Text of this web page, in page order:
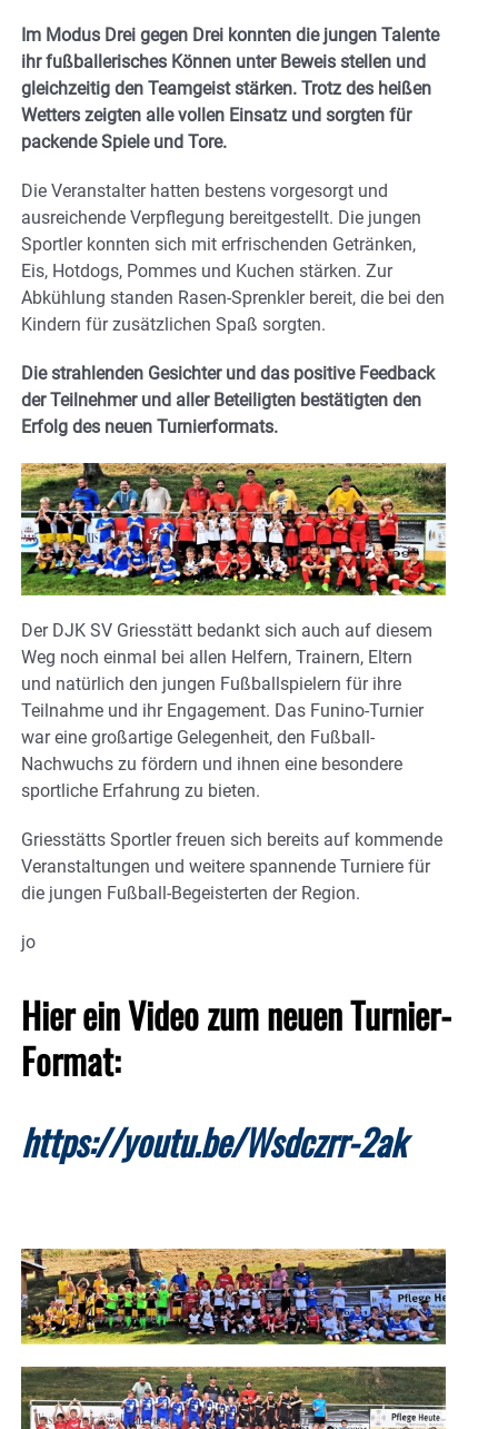
Im Modus Drei gegen Drei konnten die jungen Talente
ihr fußballerisches Können unter Beweis stellen und
gleichzeitig den Teamgeist stärken. Trotz des heißen
Wetters zeigten alle vollen Einsatz und sorgten für
packende Spiele und Tore.
Die Veranstalter hatten bestens vorgesorgt und
ausreichende Verpflegung bereitgestellt. Die jungen
Sportler konnten sich mit erfrischenden Getränken,
Eis, Hotdogs, Pommes und Kuchen stärken. Zur
Abkühlung standen Rasen-Sprenkler bereit, die bei den
Kindern für zusätzlichen Spaß sorgten.
Die strahlenden Gesichter und das positive Feedback
der Teilnehmer und aller Beteiligten bestätigten den
Erfolg des neuen Turnierformats.
Der DJK SV Griesstätt bedankt sich auch auf diesem
Weg noch einmal bei allen Helfern, Trainern, Eltern
und natürlich den jungen Fußballspielern für ihre
Teilnahme und ihr Engagement. Das Funino-Turnier
war eine großartige Gelegenheit, den Fußball-
Nachwuchs zu fördern und ihnen eine besondere
sportliche Erfahrung zu bieten.
Griesstätts Sportler freuen sich bereits auf kommende
Veranstaltungen und weitere spannende Turniere für
die jungen Fußball-Begeisterten der Region.
jo
Hier ein Video zum neuen Turnier-
Format:
https://youtu.be/Wsdczrr-2ak